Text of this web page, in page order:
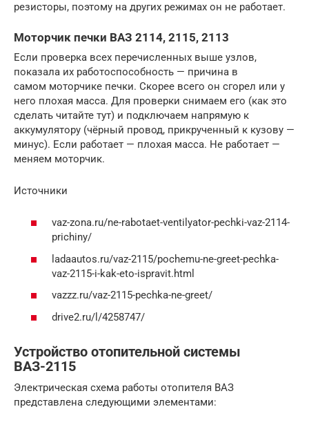
резисторы, поэтому на других режимах он не работает.
Моторчик печки ВАЗ 2114, 2115, 2113
Если проверка всех перечисленных выше узлов,
показала их работоспособность — причина в
самом моторчике печки. Скорее всего он сгорел или у
него плохая масса. Для проверки снимаем его (как это
сделать читайте тут) и подключаем напрямую к
аккумулятору (чёрный провод, прикрученный к кузову —
минус). Если работает — плохая масса. Не работает —
меняем моторчик.
Источники
vaz-zona.ru/ne-rabotaet-ventilyator-pechki-vaz-2114-
prichiny/
ladaautos.ru/vaz-2115/pochemu-ne-greet-pechka-
vaz-2115-i-kak-eto-ispravit.html
vazzz.ru/vaz-2115-pechka-ne-greet/
drive2.ru/l/4258747/
Устройство отопительной системы
ВАЗ-2115
Электрическая схема работы отопителя ВАЗ
представлена следующими элементами: